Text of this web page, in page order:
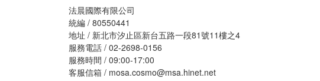
法晨國際有限公司
統編 / 80550441
地址 / 新北市汐止區新台五路一段81號11樓之4
服務電話 / 02-2698-0156
服務時間 / 09:00-17:00
客服信箱 / mosa.cosmo@msa.hinet.net